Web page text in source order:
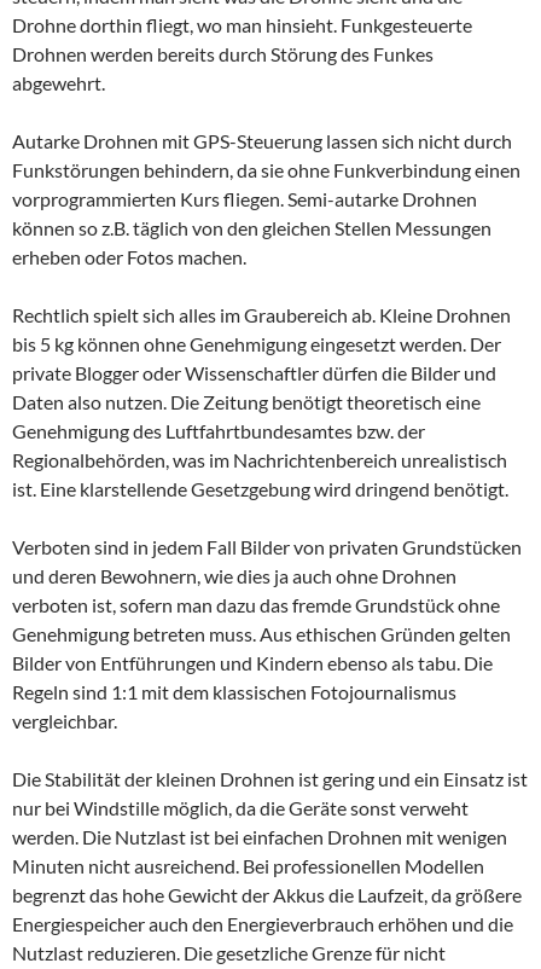
Drohne dorthin fliegt, wo man hinsieht. Funkgesteuerte
Drohnen werden bereits durch Störung des Funkes
abgewehrt.
Autarke Drohnen mit GPS-Steuerung lassen sich nicht durch
Funkstörungen behindern, da sie ohne Funkverbindung einen
vorprogrammierten Kurs fliegen. Semi-autarke Drohnen
können so z.B. täglich von den gleichen Stellen Messungen
erheben oder Fotos machen.
Rechtlich spielt sich alles im Graubereich ab. Kleine Drohnen
bis 5 kg können ohne Genehmigung eingesetzt werden. Der
private Blogger oder Wissenschaftler dürfen die Bilder und
Daten also nutzen. Die Zeitung benötigt theoretisch eine
Genehmigung des Luftfahrtbundesamtes bzw. der
Regionalbehörden, was im Nachrichtenbereich unrealistisch
ist. Eine klarstellende Gesetzgebung wird dringend benötigt.
Verboten sind in jedem Fall Bilder von privaten Grundstücken
und deren Bewohnern, wie dies ja auch ohne Drohnen
verboten ist, sofern man dazu das fremde Grundstück ohne
Genehmigung betreten muss. Aus ethischen Gründen gelten
Bilder von Entführungen und Kindern ebenso als tabu. Die
Regeln sind 1:1 mit dem klassischen Fotojournalismus
vergleichbar.
Die Stabilität der kleinen Drohnen ist gering und ein Einsatz ist
nur bei Windstille möglich, da die Geräte sonst verweht
werden. Die Nutzlast ist bei einfachen Drohnen mit wenigen
Minuten nicht ausreichend. Bei professionellen Modellen
begrenzt das hohe Gewicht der Akkus die Laufzeit, da größere
Energiespeicher auch den Energieverbrauch erhöhen und die
Nutzlast reduzieren. Die gesetzliche Grenze für nicht